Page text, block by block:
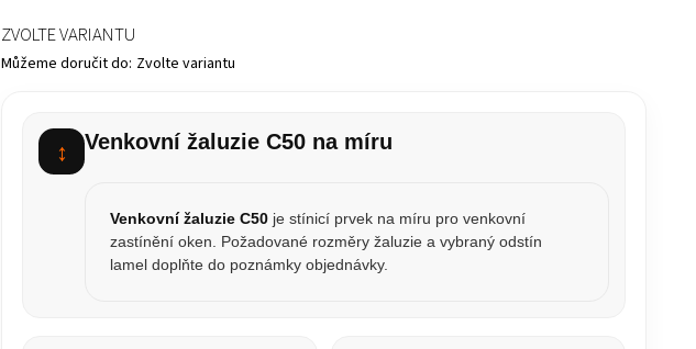
↕ Venkovní žaluzie C50 na míru
Venkovní žaluzie C50 je stínicí prvek na míru pro venkovní
zastínění oken. Požadované rozměry žaluzie a vybraný odstín
lamel doplňte do poznámky objednávky.
ZVOLTE VARIANTU
Můžeme doručit do: Zvolte variantu